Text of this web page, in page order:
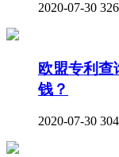
2020-07-30
欧盟专利查
钱？
2020-07-30